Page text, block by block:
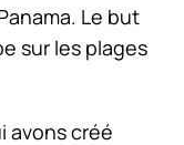
Le but
sur les plages
avons créé